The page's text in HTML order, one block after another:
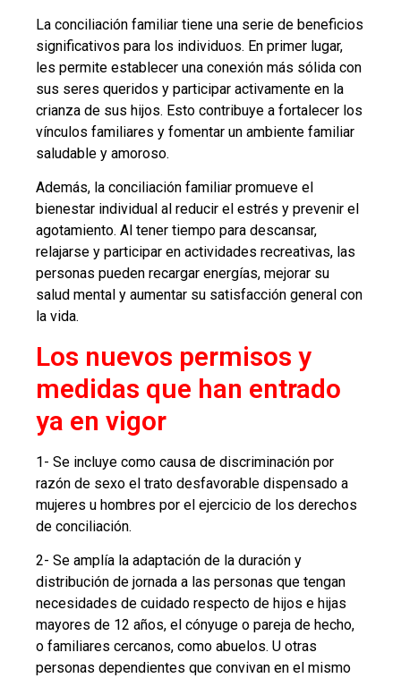
La conciliación familiar tiene una serie de beneficios
significativos para los individuos. En primer lugar,
les permite establecer una conexión más sólida con
sus seres queridos y participar activamente en la
crianza de sus hijos. Esto contribuye a fortalecer los
vínculos familiares y fomentar un ambiente familiar
saludable y amoroso.
Además, la conciliación familiar promueve el
bienestar individual al reducir el estrés y prevenir el
agotamiento. Al tener tiempo para descansar,
relajarse y participar en actividades recreativas, las
personas pueden recargar energías, mejorar su
salud mental y aumentar su satisfacción general con
la vida.
Los nuevos permisos y
medidas que han entrado
ya en vigor
1- Se incluye como causa de discriminación por
razón de sexo el trato desfavorable dispensado a
mujeres u hombres por el ejercicio de los derechos
de conciliación.
2- Se amplía la adaptación de la duración y
distribución de jornada a las personas que tengan
necesidades de cuidado respecto de hijos e hijas
mayores de 12 años, el cónyuge o pareja de hecho,
o familiares cercanos, como abuelos. U otras
personas dependientes que convivan en el mismo